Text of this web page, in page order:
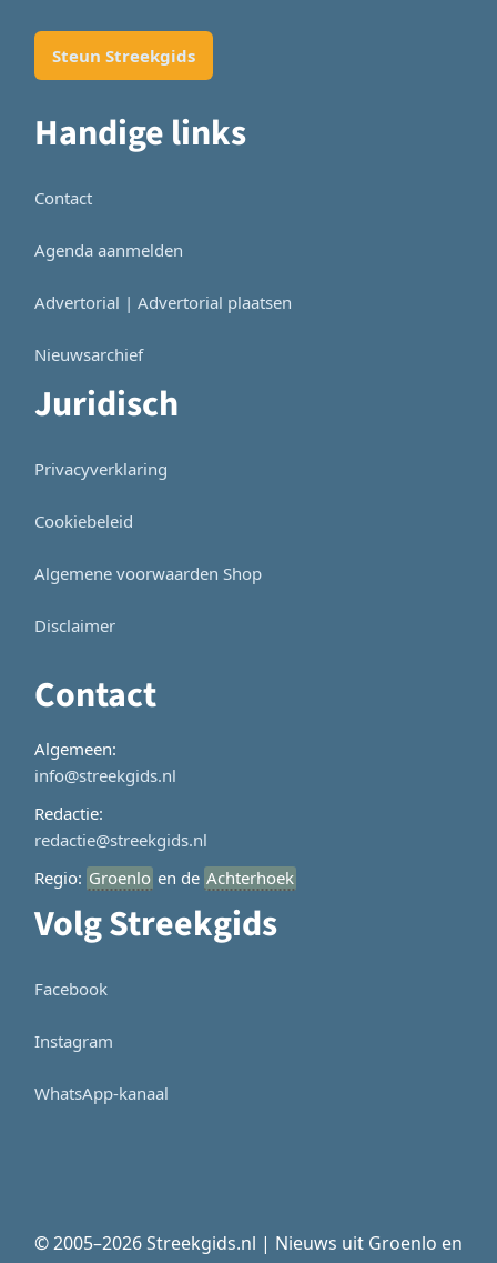
Steun Streekgids
Handige links
Contact
Agenda aanmelden
Advertorial | Advertorial plaatsen
Nieuwsarchief
Juridisch
Privacyverklaring
Cookiebeleid
Algemene voorwaarden Shop
Disclaimer
Contact
Algemeen:
info@streekgids.nl
Redactie:
redactie@streekgids.nl
Regio: Groenlo en de Achterhoek
Volg Streekgids
Facebook
Instagram
WhatsApp-kanaal
© 2005–2026 Streekgids.nl | Nieuws uit Groenlo en